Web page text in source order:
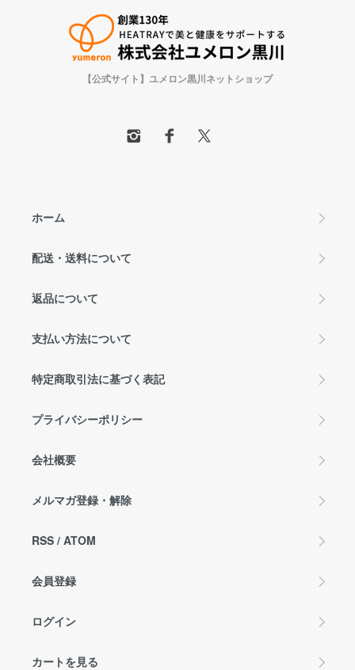
【公式サイト】ユメロン黒川ネットショップ
ホーム
配送・送料について
返品について
支払い方法について
特定商取引法に基づく表記
プライバシーポリシー
会社概要
メルマガ登録・解除
RSS / ATOM
会員登録
ログイン
カートを見る